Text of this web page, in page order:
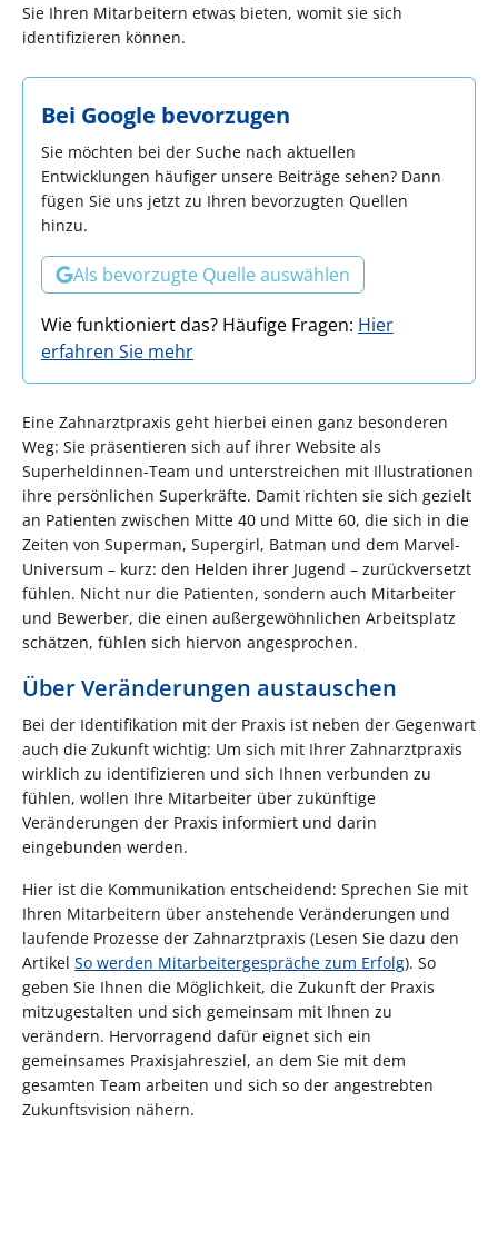
Sie Ihren Mitarbeitern etwas bieten, womit sie sich
identifizieren können.
Bei Google bevorzugen
Sie möchten bei der Suche nach aktuellen
Entwicklungen häufiger unsere Beiträge sehen? Dann
fügen Sie uns jetzt zu Ihren bevorzugten Quellen
hinzu.
Als bevorzugte Quelle auswählen
Wie funktioniert das? Häufige Fragen: Hier
erfahren Sie mehr
Eine Zahnarztpraxis geht hierbei einen ganz besonderen
Weg: Sie präsentieren sich auf ihrer Website als
Superheldinnen-Team und unterstreichen mit Illustrationen
ihre persönlichen Superkräfte. Damit richten sie sich gezielt
an Patienten zwischen Mitte 40 und Mitte 60, die sich in die
Zeiten von Superman, Supergirl, Batman und dem Marvel-
Universum – kurz: den Helden ihrer Jugend – zurückversetzt
fühlen. Nicht nur die Patienten, sondern auch Mitarbeiter
und Bewerber, die einen außergewöhnlichen Arbeitsplatz
schätzen, fühlen sich hiervon angesprochen.
Über Veränderungen austauschen
Bei der Identifikation mit der Praxis ist neben der Gegenwart
auch die Zukunft wichtig: Um sich mit Ihrer Zahnarztpraxis
wirklich zu identifizieren und sich Ihnen verbunden zu
fühlen, wollen Ihre Mitarbeiter über zukünftige
Veränderungen der Praxis informiert und darin
eingebunden werden.
Hier ist die Kommunikation entscheidend: Sprechen Sie mit
Ihren Mitarbeitern über anstehende Veränderungen und
laufende Prozesse der Zahnarztpraxis (Lesen Sie dazu den
Artikel So werden Mitarbeitergespräche zum Erfolg). So
geben Sie Ihnen die Möglichkeit, die Zukunft der Praxis
mitzugestalten und sich gemeinsam mit Ihnen zu
verändern. Hervorragend dafür eignet sich ein
gemeinsames Praxisjahresziel, an dem Sie mit dem
gesamten Team arbeiten und sich so der angestrebten
Zukunftsvision nähern.